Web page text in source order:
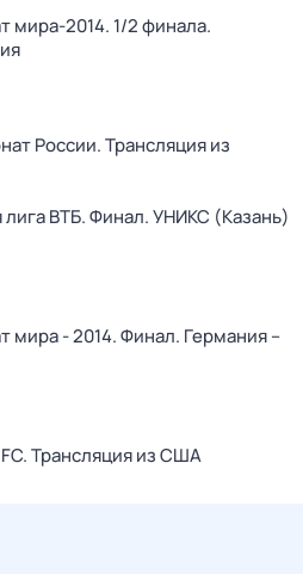
мира-2014. 1/2 финала.
России. Трансляция из
лига ВТБ. Финал. УНИКС (Казань)
мира - 2014. Финал. Германия –
Трансляция из США